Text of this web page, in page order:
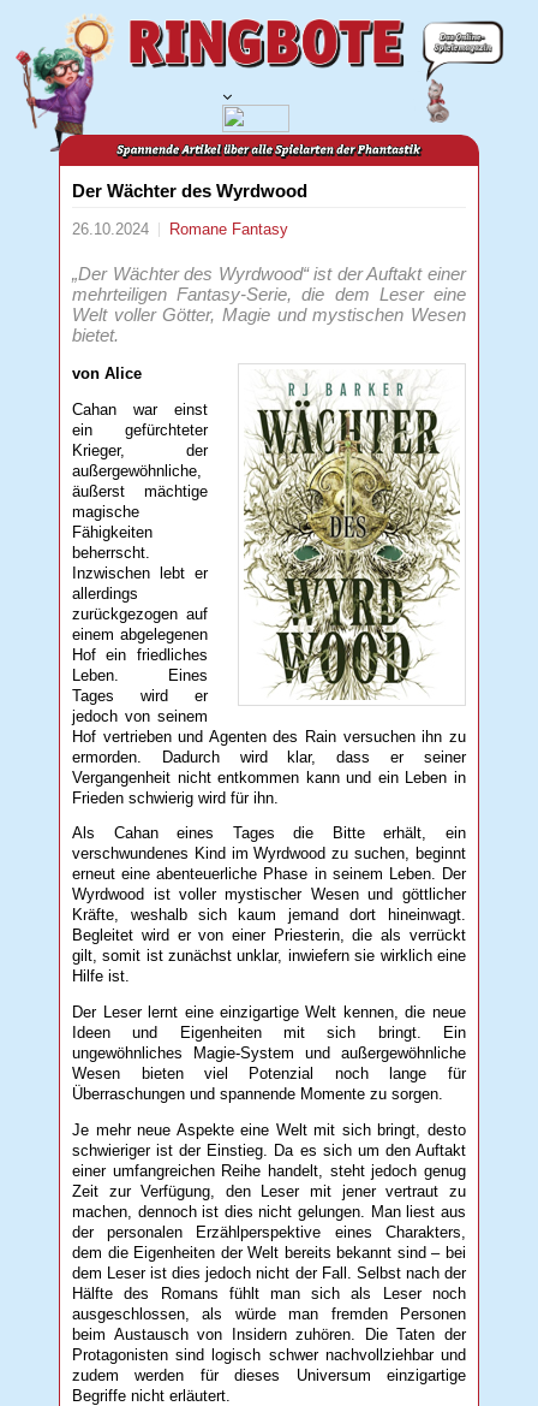
Der Wächter des Wyrdwood
26.10.2024 Romane Fantasy
„Der Wächter des Wyrdwood“ ist der Auftakt einer
mehrteiligen Fantasy-Serie, die dem Leser eine
Welt voller Götter, Magie und mystischen Wesen
bietet.
von Alice
Cahan war einst
ein gefürchteter
Krieger, der
außergewöhnliche,
äußerst mächtige
magische
Fähigkeiten
beherrscht.
Inzwischen lebt er
allerdings
zurückgezogen auf
einem abgelegenen
Hof ein friedliches
Leben. Eines
Tages wird er
jedoch von seinem
Hof vertrieben und Agenten des Rain versuchen ihn zu
ermorden. Dadurch wird klar, dass er seiner
Vergangenheit nicht entkommen kann und ein Leben in
Frieden schwierig wird für ihn.
Als Cahan eines Tages die Bitte erhält, ein
verschwundenes Kind im Wyrdwood zu suchen, beginnt
erneut eine abenteuerliche Phase in seinem Leben. Der
Wyrdwood ist voller mystischer Wesen und göttlicher
Kräfte, weshalb sich kaum jemand dort hineinwagt.
Begleitet wird er von einer Priesterin, die als verrückt
gilt, somit ist zunächst unklar, inwiefern sie wirklich eine
Hilfe ist.
Der Leser lernt eine einzigartige Welt kennen, die neue
Ideen und Eigenheiten mit sich bringt. Ein
ungewöhnliches Magie-System und außergewöhnliche
Wesen bieten viel Potenzial noch lange für
Überraschungen und spannende Momente zu sorgen.
Je mehr neue Aspekte eine Welt mit sich bringt, desto
schwieriger ist der Einstieg. Da es sich um den Auftakt
einer umfangreichen Reihe handelt, steht jedoch genug
Zeit zur Verfügung, den Leser mit jener vertraut zu
machen, dennoch ist dies nicht gelungen. Man liest aus
der personalen Erzählperspektive eines Charakters,
dem die Eigenheiten der Welt bereits bekannt sind – bei
dem Leser ist dies jedoch nicht der Fall. Selbst nach der
Hälfte des Romans fühlt man sich als Leser noch
ausgeschlossen, als würde man fremden Personen
beim Austausch von Insidern zuhören. Die Taten der
Protagonisten sind logisch schwer nachvollziehbar und
zudem werden für dieses Universum einzigartige
Begriffe nicht erläutert.